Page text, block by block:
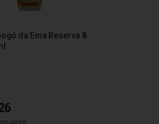
da Ema Reserva 8
juros